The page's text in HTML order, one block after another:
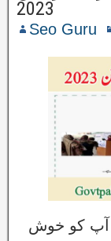
2023
Seo Guru
آپ کو خوش